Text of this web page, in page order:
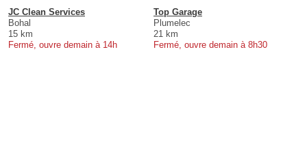
JC Clean Services
Bohal
15 km
Fermé, ouvre demain à 14h
Top Garage
Plumelec
21 km
Fermé, ouvre demain à 8h30